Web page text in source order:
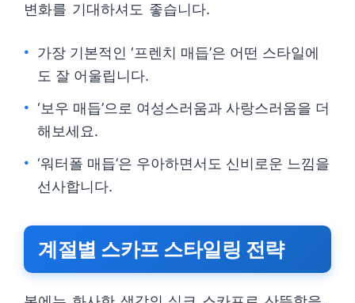
변화를 기대하셔도 좋습니다.
가장 기본적인 ‘프렌치 매듭’은 어떤 스타일에
도 잘 어울립니다.
‘보우 매듭’으로 여성스러움과 사랑스러움을 더
해보세요.
‘워터폴 매듭’은 우아하면서도 신비로운 느낌을
선사합니다.
계절별 스카프 스타일링 전략